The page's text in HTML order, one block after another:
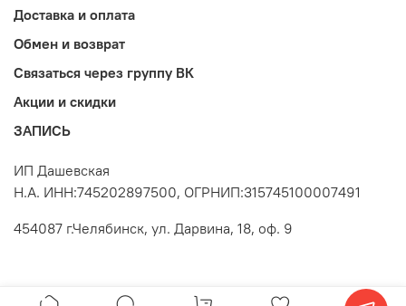
Доставка и оплата
Обмен и возврат
Связаться через группу ВК
Акции и скидки
ЗАПИСЬ
ИП Дашевская
Н.А. ИНН:745202897500, ОГРНИП:315745100007491
454087 г.Челябинск, ул. Дарвина, 18, оф. 9